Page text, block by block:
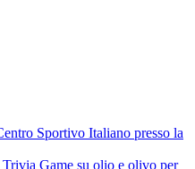
Sportivo Italiano presso la
Game su olio e olivo per